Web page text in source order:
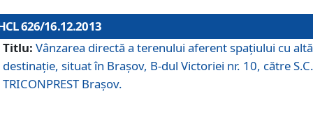
626/16.12.2013
Titlu: Vânzarea directă a terenului aferent spaţiului cu altă
destinaţie, situat în Braşov, B-dul Victoriei nr. 10, către S.C.
TRICONPREST Braşov.